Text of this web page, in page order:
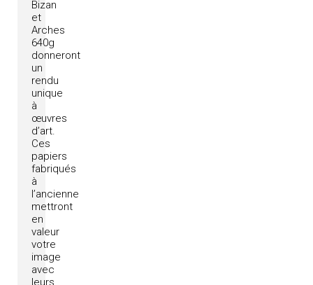
Bizan
et
Arches
640g
donneront
un
rendu
unique
à
œuvres
d’art.
Ces
papiers
fabriqués
à
l’ancienne
mettront
en
valeur
votre
image
avec
leurs